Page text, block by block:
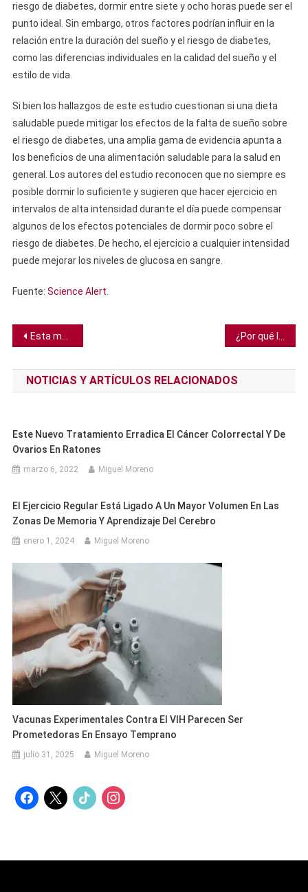
riesgo de diabetes, dormir entre siete y ocho horas puede ser el
punto ideal. Sin embargo, otros factores podrían influir en la
relación entre la duración del sueño y el riesgo de diabetes,
como las diferencias individuales en la calidad del sueño y el
estilo de vida.
Si bien los hallazgos de este estudio cuestionan si una dieta
saludable puede mitigar los efectos de la falta de sueño sobre
el riesgo de diabetes, una amplia gama de evidencia apunta a
los beneficios de una alimentación saludable para la salud en
general. Los autores del estudio reconocen que no siempre es
posible dormir lo suficiente y sugieren que hacer ejercicio en
intervalos de alta intensidad durante el día puede compensar
algunos de los efectos potenciales de dormir poco sobre el
riesgo de diabetes. De hecho, el ejercicio a cualquier intensidad
puede mejorar los niveles de glucosa en sangre.
Fuente: Science Alert
Navegación
de
entradas
Esta mariposa se desarrolló de dos especies diferentes
NOTICIAS Y ARTÍCULOS RELACIONADOS
Este Nuevo Tratamiento Erradica El Cáncer Colorrectal Y De
Ovarios En Ratones
marzo 6, 2022 Miguel Moreno
El Ejercicio Regular Está Ligado A Un Mayor Volumen En Las
Zonas De Memoria Y Aprendizaje Del Cerebro
enero 1, 2024 Miguel Moreno
Vacunas Experimentales Contra El VIH Parecen Ser
Prometedoras En Ensayo Temprano
julio 31, 2025 Miguel Moreno
facebook
x tiktok instagram